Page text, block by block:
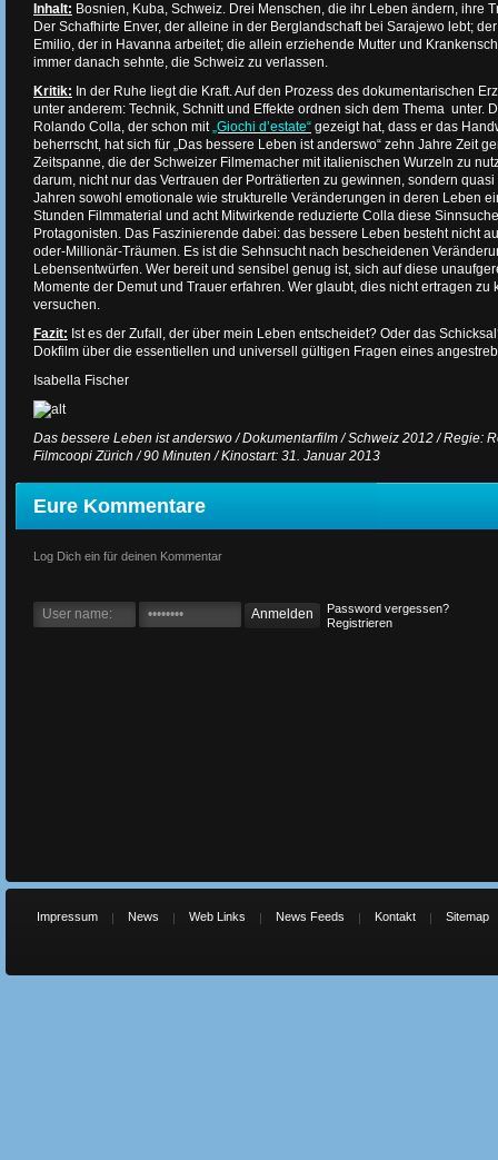
Inhalt: Bosnien, Kuba, Schweiz. Drei Menschen, die ihr Leben ändern, ihre
Der Schafhirte Enver, der alleine in der Berglandschaft bei Sarajewo lebt;
Emilio, der in Havanna arbeitet; die allein erziehende Mutter und
immer danach sehnte, die Schweiz zu verlassen.
Kritik: In der Ruhe liegt die Kraft. Auf den Prozess des dokumentarischen
unter anderem: Technik, Schnitt und Effekte ordnen sich dem Thema unter.
Rolando Colla, der schon mit„Giochi d’estate“ gezeigt hat, dass er das
beherrscht, hat sich für „Das bessere Leben ist anderswo“ zehn Jahre Zeit
Zeitspanne, die der Schweizer Filmemacher mit italienischen Wurzeln zu
darum, nicht nur das Vertrauen der Porträtierten zu gewinnen, sondern
Jahren sowohl emotionale wie strukturelle Veränderungen in deren Leben
Stunden Filmmaterial und acht Mitwirkende reduzierte Colla diese
Protagonisten. Das Faszinierende dabei: das bessere Leben besteht nicht
oder-Millionär-Träumen. Es ist die Sehnsucht nach bescheidenen
Lebensentwürfen. Wer bereit und sensibel genug ist, sich auf diese
Momente der Demut und Trauer erfahren. Wer glaubt, dies nicht ertragen zu
versuchen.
Fazit: Ist es der Zufall, der über mein Leben entscheidet? Oder das
Dokfilm über die essentiellen und universell gültigen Fragen eines
Isabella Fischer
Das bessere Leben ist anderswo / Dokumentarfilm / Schweiz 2012 / Regie:
Filmcoopi Zürich / 90 Minuten / Kinostart: 31. Januar 2013
Eure Kommentare
Log Dich ein für deinen Kommentar
Password vergessen?
Registrieren
Impressum News Web Links News Feeds Kontakt Sitemap